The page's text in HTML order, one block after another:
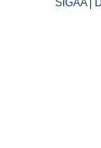
SIGAA |